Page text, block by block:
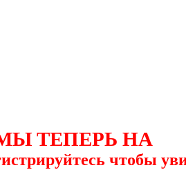
ТЕПЕРЬ НА
чтобы